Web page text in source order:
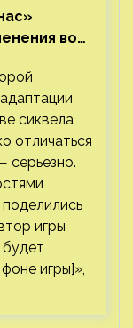
во
сиквела
отличаться
серьезно.
игры
игры]»,